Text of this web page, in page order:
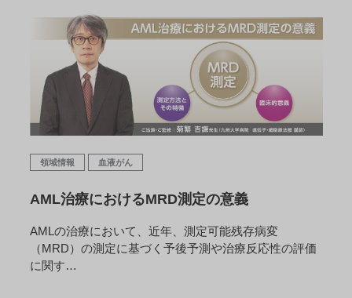
領域情報 血液がん
AML治療におけるMRD測定の意義
AMLの治療において、近年、測定可能残存病変
（MRD）の測定に基づく予後予測や治療反応性の評価
に関す…